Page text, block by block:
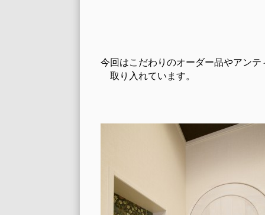
今回はこだわりのオーダー品やアンテ
取り入れています。